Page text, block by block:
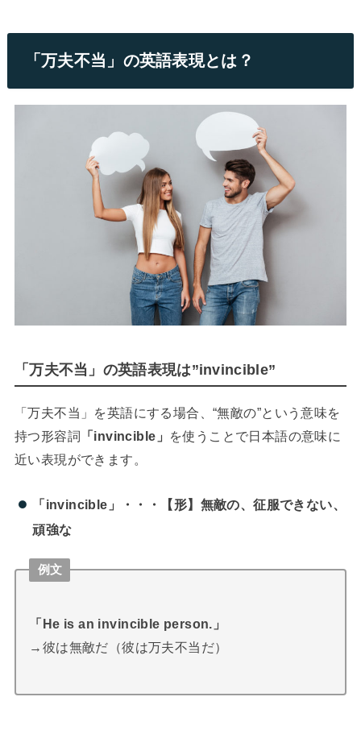
「万夫不当」の英語表現とは？
「万夫不当」の英語表現は”invincible”
「万夫不当」を英語にする場合、“無敵の”という意味を
持つ形容詞 「invincible」
を使うことで日本語の意味に
近い表現ができます。
「invincible」・・・【形】無敵の、征服できない、
頑強な
例文
「He is an invincible person.」
→彼は無敵だ（彼は万夫不当だ）